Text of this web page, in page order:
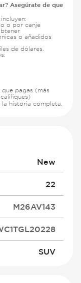
Asegúrate de que
o por canje
o añadidos
de dólares.
pagas (más
historia completa.
New
22
M26AV143
SUV